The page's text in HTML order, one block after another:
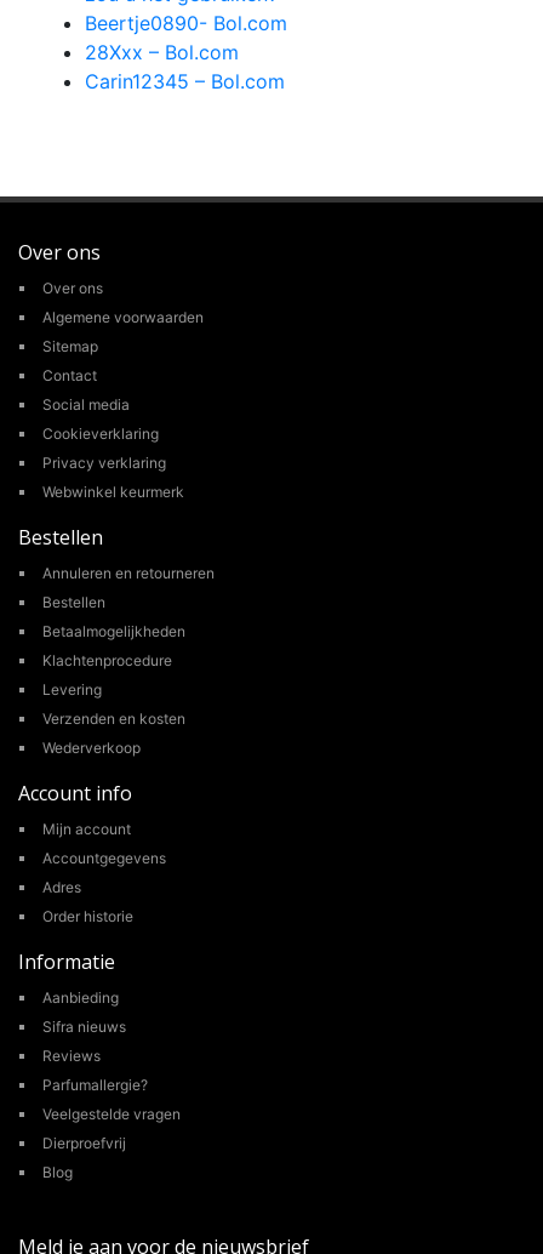
Beertje0890- Bol.com
28Xxx – Bol.com
Carin12345 – Bol.com
Over ons
Over ons
Algemene voorwaarden
Sitemap
Contact
Social media
Cookieverklaring
Privacy verklaring
Webwinkel keurmerk
Bestellen
Annuleren en retourneren
Bestellen
Betaalmogelijkheden
Klachtenprocedure
Levering
Verzenden en kosten
Wederverkoop
Account info
Mijn account
Accountgegevens
Adres
Order historie
Informatie
Aanbieding
Sifra nieuws
Reviews
Parfumallergie?
Veelgestelde vragen
Dierproefvrij
Blog
Meld je aan voor de nieuwsbrief